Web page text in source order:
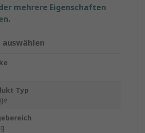
mehrere Eigenschaften
auswählen
Typ